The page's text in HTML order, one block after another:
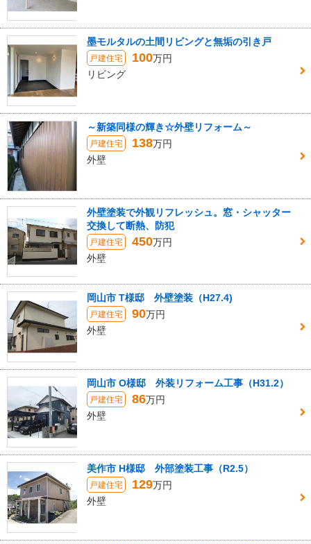
墨モルタルの土間リビングと無垢の引き戸
戸建住宅 100万円
リビング
～新築同様の輝き☆外壁リフォーム～
戸建住宅 138万円
外壁
外壁塗装で外観リフレッシュ。窓・シャッター
交換して断熱、防犯
戸建住宅 450万円
外壁
岡山市 T様邸 外壁塗装（H27.4)
戸建住宅 90万円
外壁
岡山市 O様邸 外装リフォーム工事（H31.2）
戸建住宅 86万円
外壁
美作市 H様邸 外部塗装工事（R2.5）
戸建住宅 129万円
外壁